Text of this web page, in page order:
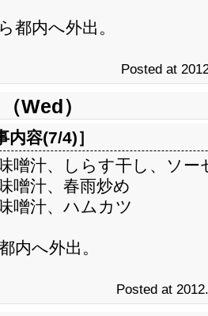
都内へ外出。
Posted at
Wed）
内容(7/4)］
噌汁、しらす干し、ソー
噌汁、春雨炒め
噌汁、ハムカツ
内へ外出。
Posted at